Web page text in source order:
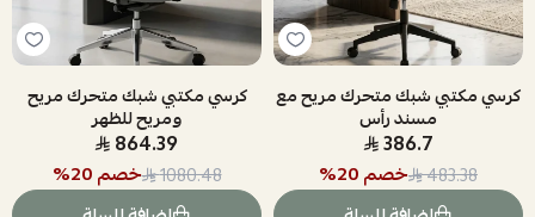
كرسي مكتبي شبك متحرك مريح مع
مسند رأس
386.7
483.38 خصم20
%
كرسي مكتبي شبك متحرك مريح
ومريح للظهر
864.39
1080.48 خصم20
%